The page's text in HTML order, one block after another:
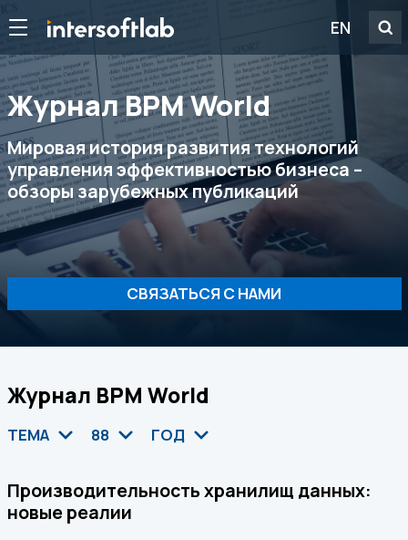
EN
Журнал ВРМ World
Мировая история развития технологий
управления эффективностью бизнеса –
обзоры зарубежных публикаций
СВЯЗАТЬСЯ С НАМИ
Журнал ВРМ World
ТЕМА 88 ГОД
Производительность хранилищ данных:
новые реалии